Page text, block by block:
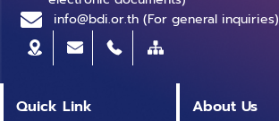
info@bdi.or.th (For general inquiries)
Quick Link About Us